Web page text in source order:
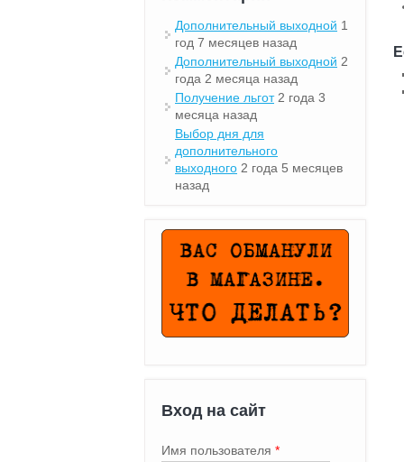
Дополнительный выходной 1
год 7 месяцев назад
Дополнительный выходной 2
года 2 месяца назад
Получение льгот 2 года 3
месяца назад
Выбор дня для
дополнительного
выходного 2 года 5 месяцев
назад
Вход на сайт
Имя пользователя *